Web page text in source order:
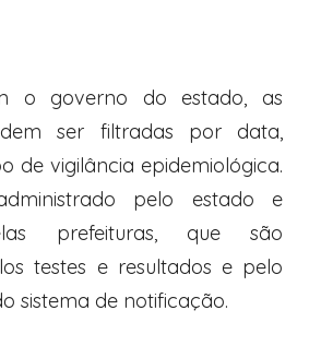
o governo do estado, as
ser filtradas por data,
de vigilância epidemiológica.
pelo estado e
prefeituras, que são
testes e resultados e pelo
sistema de notificação.